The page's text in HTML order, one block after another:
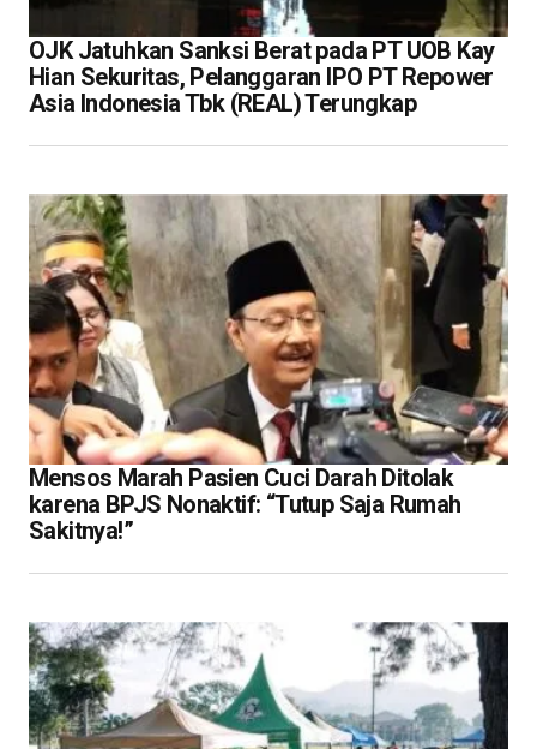
OJK Jatuhkan Sanksi Berat pada PT UOB Kay
Hian Sekuritas, Pelanggaran IPO PT Repower
Asia Indonesia Tbk (REAL) Terungkap
Mensos Marah Pasien Cuci Darah Ditolak
karena BPJS Nonaktif: “Tutup Saja Rumah
Sakitnya!”